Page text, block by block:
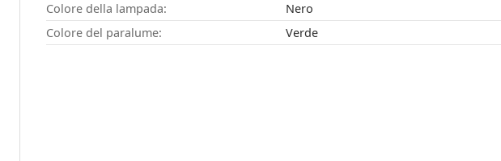
Colore della lampada:
Nero
Colore del paralume:
Verde